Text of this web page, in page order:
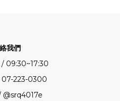
我們
/ 09:30~17:30
07-223-0300
@srq4017e